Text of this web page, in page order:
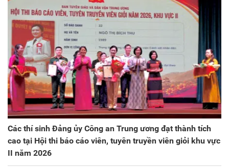
Các thí sinh Đảng ủy Công an Trung ương đạt thành tích
cao tại Hội thi báo cáo viên, tuyên truyền viên giỏi khu vực
II năm 2026